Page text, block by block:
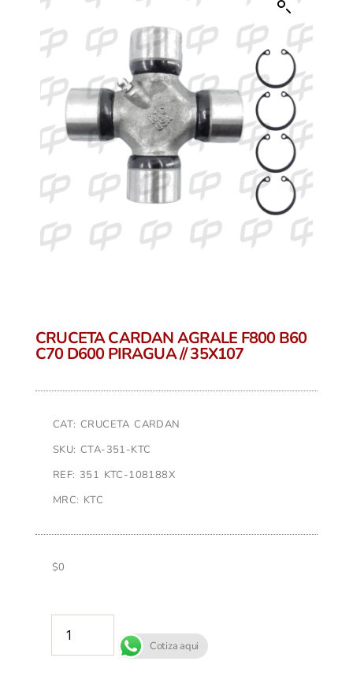
CRUCETA CARDAN AGRALE F800 B60
C70 D600 PIRAGUA // 35X107
CAT: CRUCETA CARDAN
SKU: CTA-351-KTC
REF: 351 KTC-108188X
MRC: KTC
$0
Cotiza aqui